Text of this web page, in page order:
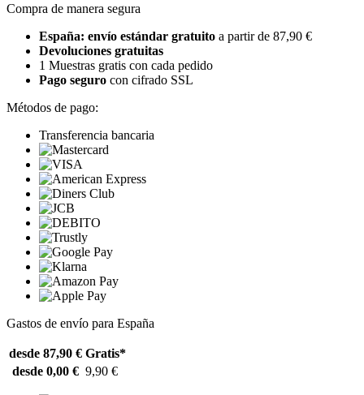
Compra de manera segura
España: envío estándar gratuito a partir de 87,90 €
Devoluciones gratuitas
1 Muestras gratis con cada pedido
Pago seguro con cifrado SSL
Métodos de pago:
Transferencia bancaria
Gastos de envío para España
desde 87,90 € Gratis*
desde 0,00 € 9,90 €